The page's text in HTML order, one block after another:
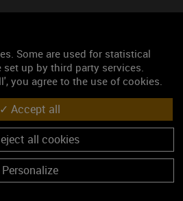
le Royaume des
de Bourgogne
Some are used for statistical
set up by third party services.
you agree to the use of cookies.
Accept all
all cookies
Personalize